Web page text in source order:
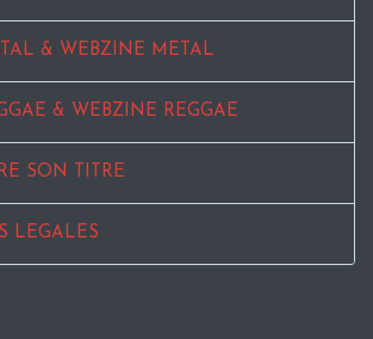
& WEBZINE METAL
& WEBZINE REGGAE
SON TITRE
LEGALES